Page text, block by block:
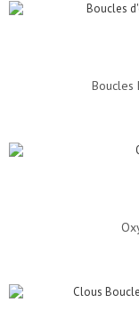
Boucles